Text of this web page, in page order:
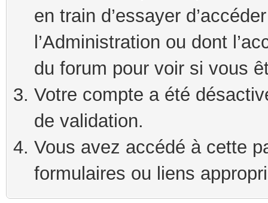
en train d’essayer
l’Administration ou dont
du forum pour voir si vous
Votre compte a été
de validation.
Vous avez accédé à cette
formulaires ou liens